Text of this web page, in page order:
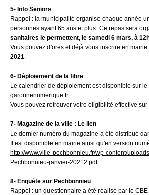
5- Info Seniors
Rappel : la municipalité organise chaque année
personnes ayant 65 ans et plus. Ce repas sera
sanitaires le permettent, le samedi 6 mars, à
Vous pouvez d'ores et déjà vous inscrire en mairie
2021.
6- Déploiement de la fibre
Le calendrier de déploiement est disponible sur le
garonnenumerique.fr
Vous pouvez retrouver votre éligibilité effective sur
7- Magazine de la ville : Le lien
Le dernier numéro du magazine a été distribué
Il est disponible en mairie ainsi qu'en version
http://www.ville-pechbonnieu.fr/wp-content/
Pechbonnieu-janvier-20212.pdf
8- Enquête sur Pechbonnieu
Rappel : un questionnaire a été réalisé par le